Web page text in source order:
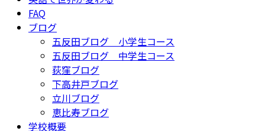
FAQ
ブログ
五反田ブログ 小学生コース
五反田ブログ 中学生コース
荻窪ブログ
下高井戸ブログ
立川ブログ
恵比寿ブログ
学校概要